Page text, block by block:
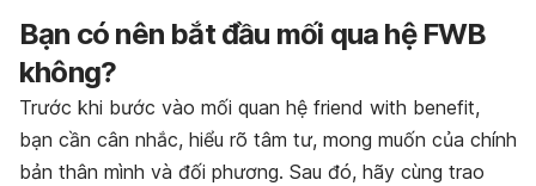
Bạn có nên bắt đầu mối qua hệ FWB
không?
Trước khi bước vào mối quan hệ friend with benefit,
bạn cần cân nhắc, hiểu rõ tâm tư, mong muốn của chính
bản thân mình và đối phương. Sau đó, hãy cùng trao